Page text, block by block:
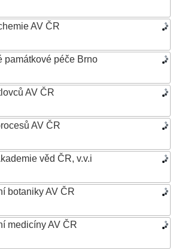
AV ČR
památkové péče Brno
AV ČR
AV ČR
věd ČR, v.v.i
botaniky AV ČR
medicíny AV ČR